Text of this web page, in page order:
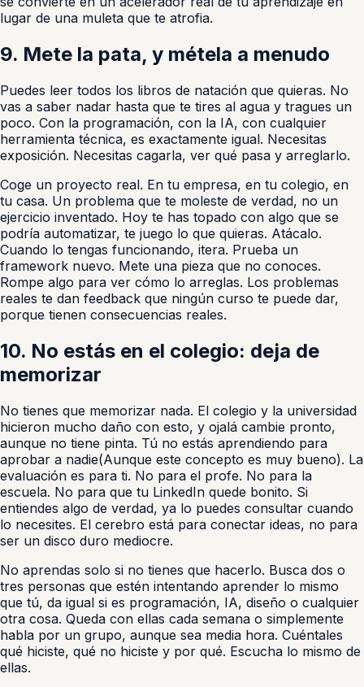
lugar de una muleta que te atrofia.
9. Mete la pata, y métela a menudo
Puedes leer todos los libros de natación que quieras. No
vas a saber nadar hasta que te tires al agua y tragues un
poco. Con la programación, con la IA, con cualquier
herramienta técnica, es exactamente igual. Necesitas
exposición. Necesitas cagarla, ver qué pasa y arreglarlo.
Coge un proyecto real. En tu empresa, en tu colegio, en
tu casa. Un problema que te moleste de verdad, no un
ejercicio inventado. Hoy te has topado con algo que se
podría automatizar, te juego lo que quieras. Atácalo.
Cuando lo tengas funcionando, itera. Prueba un
framework nuevo. Mete una pieza que no conoces.
Rompe algo para ver cómo lo arreglas. Los problemas
reales te dan feedback que ningún curso te puede dar,
porque tienen consecuencias reales.
10. No estás en el colegio: deja de
memorizar
No tienes que memorizar nada. El colegio y la universidad
hicieron mucho daño con esto, y ojalá cambie pronto,
aunque no tiene pinta. Tú no estás aprendiendo para
aprobar a nadie(Aunque este concepto es muy bueno). La
evaluación es para ti. No para el profe. No para la
escuela. No para que tu LinkedIn quede bonito. Si
entiendes algo de verdad, ya lo puedes consultar cuando
lo necesites. El cerebro está para conectar ideas, no para
ser un disco duro mediocre.
No aprendas solo si no tienes que hacerlo. Busca dos o
tres personas que estén intentando aprender lo mismo
que tú, da igual si es programación, IA, diseño o cualquier
otra cosa. Queda con ellas cada semana o simplemente
habla por un grupo, aunque sea media hora. Cuéntales
qué hiciste, qué no hiciste y por qué. Escucha lo mismo de
ellas.